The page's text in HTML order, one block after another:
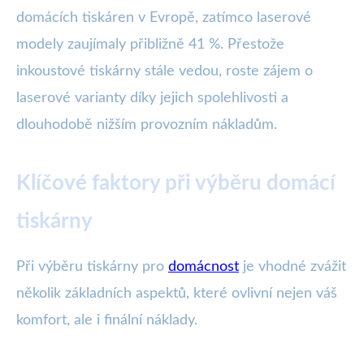
domácích tiskáren v Evropě, zatímco laserové
modely zaujímaly přibližně 41 %. Přestože
inkoustové tiskárny stále vedou, roste zájem o
laserové varianty díky jejich spolehlivosti a
dlouhodobě nižším provozním nákladům.
Klíčové faktory při výběru domácí
tiskárny
Při výběru tiskárny pro domácnost je vhodné zvážit
několik základních aspektů, které ovlivní nejen váš
komfort, ale i finální náklady.